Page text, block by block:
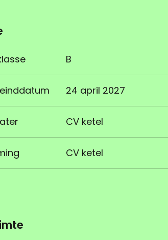
B
24 april 2027
CV ketel
CV ketel